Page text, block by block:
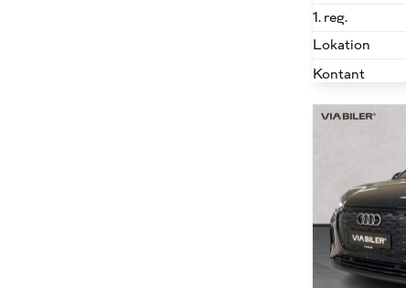
1. reg.
Lokation
Kontant